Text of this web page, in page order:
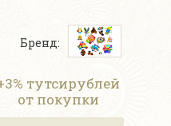
Бренд:
тутсирублей
от покупки